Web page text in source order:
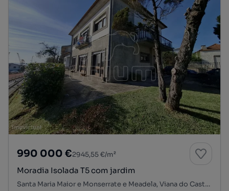
990 000 €2945,55 €/m²
Moradia Isolada T5 com jardim
Santa Maria Maior e Monserrate e Meadela, Viana do Castelo, Viana do Castelo